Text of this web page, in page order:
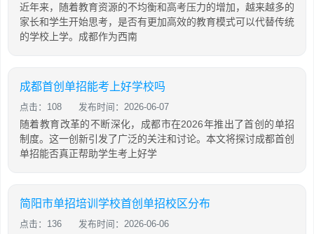
近年来，随着教育资源的不均衡和高考压力的增加，越来越多的
家长和学生开始思考，是否有更加高效的教育模式可以代替传统
的学校上学。成都作为西南
成都首创单招能考上好学校吗
点击：108 发布时间：2026-06-07
随着教育改革的不断深化，成都市在2026年推出了首创的单招
制度。这一创新引发了广泛的关注和讨论。本文将探讨成都首创
单招能否真正帮助学生考上好学
简阳市单招培训学校首创单招校区分布
点击：136 发布时间：2026-06-06